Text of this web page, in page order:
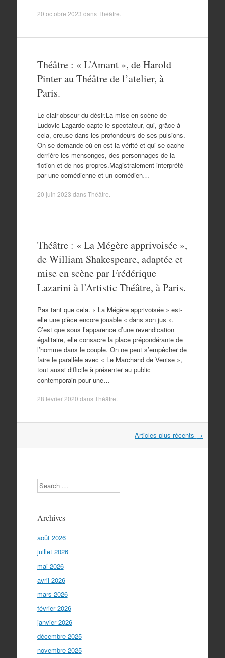
20 octobre 2023 dansThéâtre
Théâtre : « L’Amant », de Harold
Pinter au Théâtre de l’atelier, à
Paris.
Le clair-obscur du désir.La mise en scène de
Ludovic Lagarde capte le spectateur, qui, grâce à
cela, creuse dans les profondeurs de ses pulsions.
On se demande où en est la vérité et qui se cache
derrière les mensonges, des personnages de la
fiction et de nos propres.Magistralement interprété
par une comédienne et un comédien…
20 juin 2023 dansThéâtre
Théâtre : « La Mégère apprivoisée »,
de William Shakespeare, adaptée et
mise en scène par Frédérique
Lazarini à l’Artistic Théâtre, à Paris.
Pas tant que cela. « La Mégère apprivoisée » est-
elle une pièce encore jouable « dans son jus ».
C’est que sous l’apparence d’une revendication
égalitaire, elle consacre la place prépondérante de
l’homme dans le couple. On ne peut s’empêcher de
faire le parallèle avec « Le Marchand de Venise »,
tout aussi difficile à présenter au public
contemporain pour une…
28 février 2020 dansThéâtre
Articles plus récents →
Search
Archives
août 2026
juillet 2026
mai 2026
avril 2026
mars 2026
février 2026
janvier 2026
décembre 2025
novembre 2025